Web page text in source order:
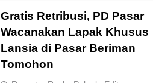
Gratis Retribusi, PD Pasar
Wacanakan Lapak Khusus
Lansia di Pasar Beriman
Tomohon